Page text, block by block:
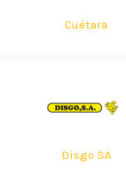
Cuétara
Disgo SA